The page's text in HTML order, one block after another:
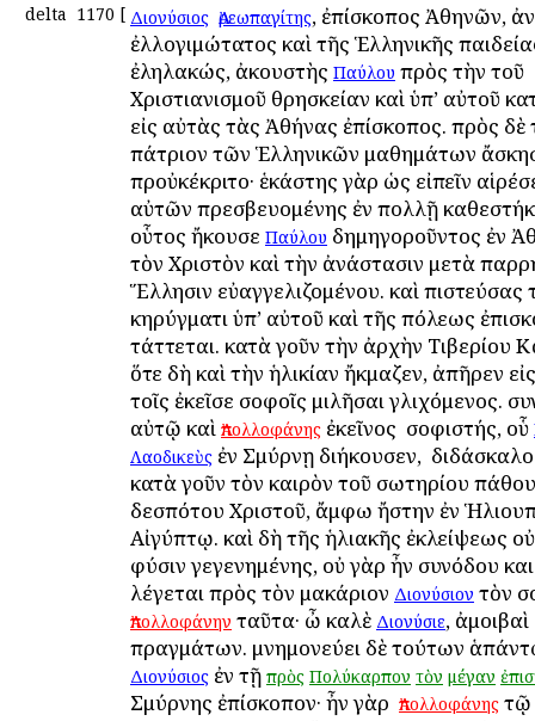
delta 1170 [ Διονύσιος Ἀρεωπαγίτης, ἐπίσκοπος Ἀθηνῶν,
ἐλλογιμώτατος καὶ τῆς Ἑλληνικῆς
ἐληλακώς, ἀκουστὴς Παύλου πρὸς τὴν τοῦ
Χριστιανισμοῦ θρησκείαν καὶ ὑπ’ αὐτοῦ
εἰς αὐτὰς τὰς Ἀθήνας ἐπίσκοπος. πρὸς δὲ
πάτριον τῶν Ἑλληνικῶν μαθημάτων
προὐκέκριτο· ἑκάστης γὰρ ὡς εἰπεῖν
αὐτῶν πρεσβευομένης ἐν πολλῇ
οὗτος ἤκουσε Παύλου δημηγοροῦντος ἐν
τὸν Χριστὸν καὶ τὴν ἀνάστασιν μετὰ
Ἕλλησιν εὐαγγελιζομένου. καὶ
κηρύγματι ὑπ’ αὐτοῦ καὶ τῆς πόλεως
τάττεται. κατὰ γοῦν τὴν ἀρχὴν Τιβερίου
ὅτε δὴ καὶ τὴν ἡλικίαν ἤκμαζεν, ἀπῆρεν
τοῖς ἐκεῖσε σοφοῖς ὁμιλῆσαι γλιχόμενος.
αὐτῷ καὶ Ἀπολλοφάνης ἐκεῖνος ὁ σοφιστής, οὗ
Λαοδικεὺς ἐν Σμύρνῃ διήκουσεν, ὁ
κατὰ γοῦν τὸν καιρὸν τοῦ σωτηρίου
δεσπότου Χριστοῦ, ἄμφω ἤστην ἐν
Αἰγύπτῳ. καὶ δὴ τῆς ἡλιακῆς ἐκλείψεως
φύσιν γεγενημένης, οὐ γὰρ ἦν συνόδου
λέγεται πρὸς τὸν μακάριον Διονύσιον τὸν
Ἀπολλοφάνην ταῦτα· ὦ καλὲ Διονύσιε,
πραγμάτων. μνημονεύει δὲ τούτων
Διονύσιος ἐν τῇ πρὸς Πολύκαρπον τὸν μέγαν
Σμύρνης ἐπίσκοπον· ἦν γὰρ ὁ Ἀπολλοφάνης τῷ